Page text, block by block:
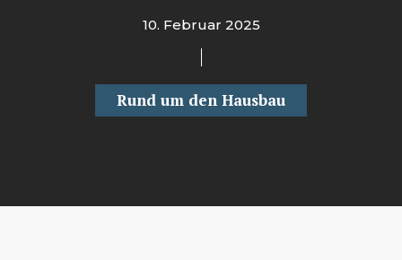
10. Februar 2025
Rund um den Hausbau